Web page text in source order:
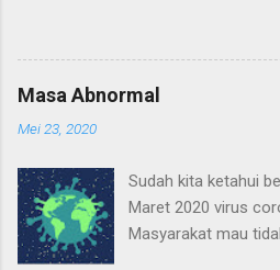
totalitas,
bukan untuk dirimu
kamu akan menikmati
Keberhasilan satu
Jika tidak berhasil pun,
dari kegagalan, itu juga
Masa Abnormal
Mei 23, 2020
Sudah kita ketahui
Maret 2020 virus
Masyarakat mau